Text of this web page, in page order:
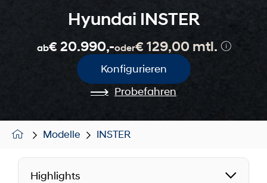
Hyundai INSTER
ab€ 20.990,-oder€ 129,00 mtl.
Konfigurieren
Probefahren
Modelle INSTER
Highlights